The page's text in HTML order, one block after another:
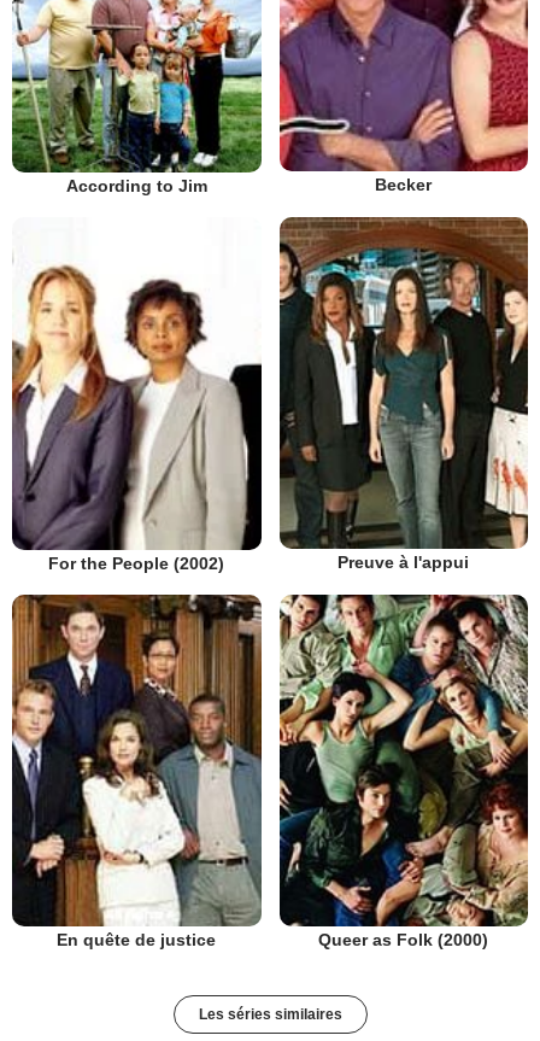
According to Jim Becker
For the People (2002) Preuve à l'appui
En quête de justice Queer as Folk (2000)
Les séries similaires